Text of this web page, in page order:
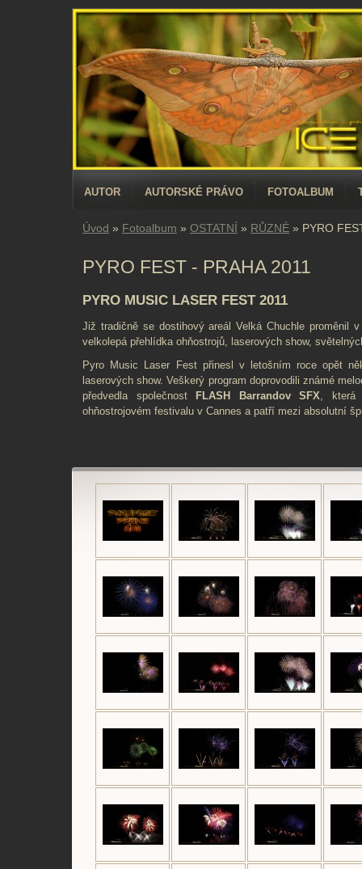
AUTOR AUTORSKÉ PRÁVO FOTOALBUM
Úvod » Fotoalbum » OSTATNÍ » RŮZNÉ » PYRO
PYRO FEST - PRAHA 2011
PYRO MUSIC LASER FEST 2011
Již tradičně se dostihový areál Velká Chuchle proměnil
velkolepá přehlídka ohňostrojů, laserových show,
Pyro Music Laser Fest přinesl v letošním roce opět
laserových show. Veškerý program doprovodili známé
předvedla společnost
FLASH Barrandov SFX, která
ohňostrojovém festivalu v Cannes a patří mezi absolutní